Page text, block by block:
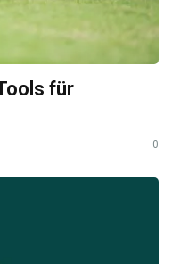
für
0